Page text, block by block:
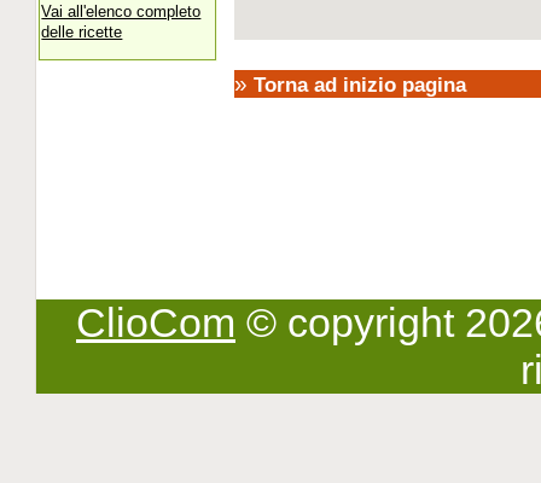
» Torna ad inizio pagina
Vai all'elenco completo
delle ricette
ClioCom © copyright